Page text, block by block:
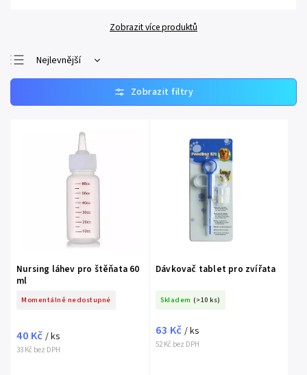
Zobrazit více produktů
Nejprodávanější
Nejlevnější
Nejdražší
Nursing láhev pro štěňata 60
ml
Momentálně nedostupné
33 Kč bez DPH
40 Kč / ks
Dávkovač tablet pro zvířata
Skladem (>10 ks)
52 Kč bez DPH
63 Kč / ks